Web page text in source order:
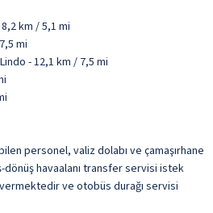
km / 5,1 mi
mi
- 12,1 km / 7,5 mi
personel, valiz dolabı ve çamaşırhane
havaalanı transfer servisi istek
ve otobüs durağı servisi